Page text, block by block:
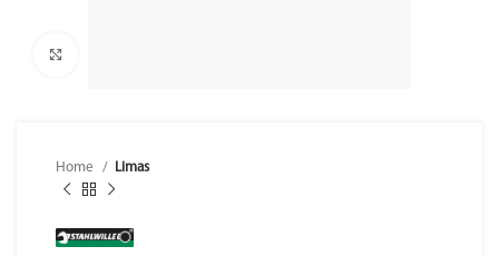
Home Limas